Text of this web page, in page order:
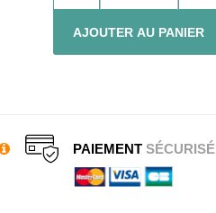
AJOUTER AU PANIER
PAIEMENTSÉCURISÉ